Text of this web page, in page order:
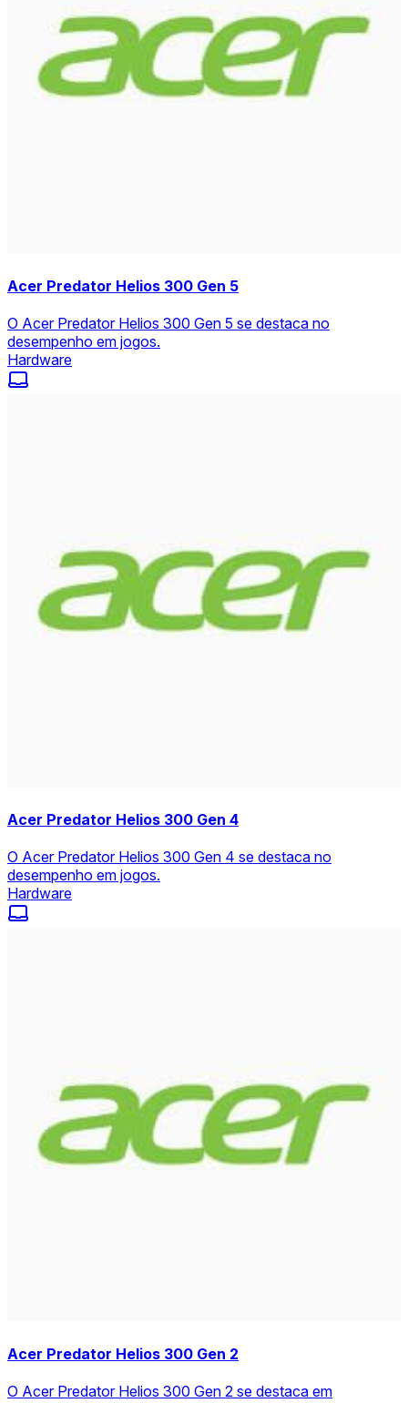
Acer Predator Helios 300 Gen 5
O Acer Predator Helios 300 Gen 5 se destaca no
desempenho em jogos.
Hardware
Acer Predator Helios 300 Gen 4
O Acer Predator Helios 300 Gen 4 se destaca no
desempenho em jogos.
Hardware
Acer Predator Helios 300 Gen 2
O Acer Predator Helios 300 Gen 2 se destaca em